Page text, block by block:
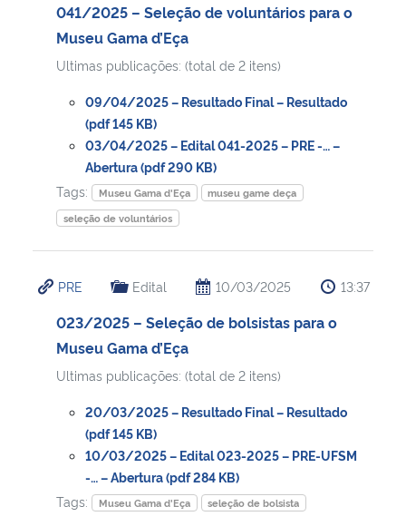
041/2025 – Seleção de voluntários para o
Museu Gama d’Eça
Ultimas publicações: (total de 2 itens)
09/04/2025 – Resultado Final – Resultado
(pdf 145 KB)
03/04/2025 – Edital 041-2025 – PRE -… –
Abertura (pdf 290 KB)
Tags:
Museu Gama d'Eça
museu game deça
seleção de voluntários
PRE Edital 10/03/2025 13:37
023/2025 – Seleção de bolsistas para o
Museu Gama d’Eça
Ultimas publicações: (total de 2 itens)
20/03/2025 – Resultado Final – Resultado
(pdf 145 KB)
10/03/2025 – Edital 023-2025 – PRE-UFSM
-… – Abertura (pdf 284 KB)
Tags:
Museu Gama d'Eça seleção de bolsista